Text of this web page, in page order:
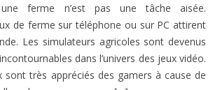
ferme n’est pas une tâche aisée.
de ferme sur téléphone ou sur PC attirent
Les simulateurs agricoles sont devenus
dans l’univers des jeux vidéo.
sont très appréciés des gamers à cause de